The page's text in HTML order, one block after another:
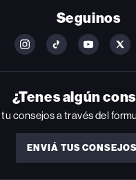
Seguinos
FOLLOW
ON
INSTAGRAM
FOLLOW
ON
YOUTUBE
FOLLOW
ON
YOUTUBE
ON
¿Tenes algún
tu consejos a través del
ENVIÁ TUS CONSEJOS
ENVIÁ